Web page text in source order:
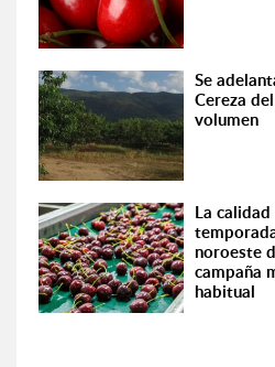
Se
Cereza
volumen
La
noroeste
campaña
habitual